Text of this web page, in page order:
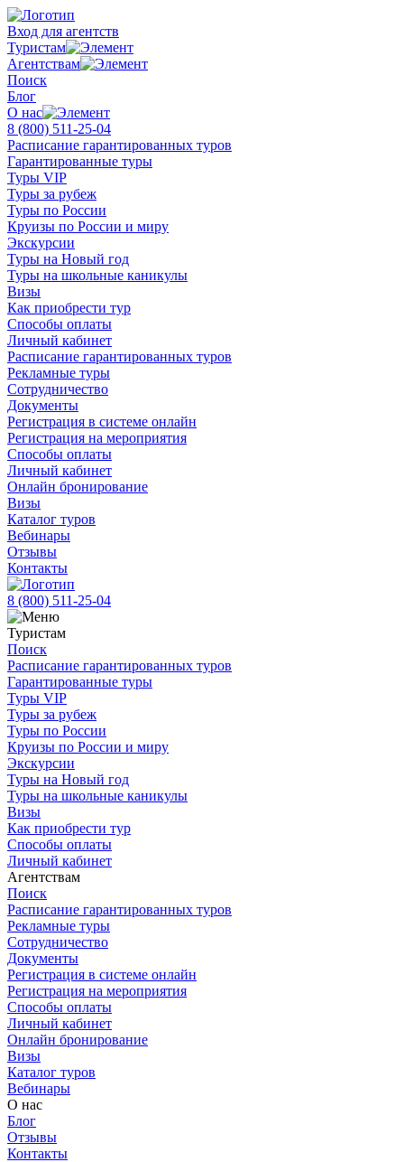
Вход для агентств
Туристам
Агентствам
Поиск
Блог
О нас
8 (800) 511-25-04
Расписание гарантированных туров
Гарантированные туры
Туры VIP
Туры за рубеж
Туры по России
Круизы по России и миру
Экскурсии
Туры на Новый год
Туры на школьные каникулы
Визы
Как приобрести тур
Способы оплаты
Личный кабинет
Расписание гарантированных туров
Рекламные туры
Сотрудничество
Документы
Регистрация в системе онлайн
Регистрация на мероприятия
Способы оплаты
Личный кабинет
Онлайн бронирование
Визы
Каталог туров
Вебинары
Отзывы
Контакты
8 (800) 511-25-04
Туристам
Поиск
Расписание гарантированных туров
Гарантированные туры
Туры VIP
Туры за рубеж
Туры по России
Круизы по России и миру
Экскурсии
Туры на Новый год
Туры на школьные каникулы
Визы
Как приобрести тур
Способы оплаты
Личный кабинет
Агентствам
Поиск
Расписание гарантированных туров
Рекламные туры
Сотрудничество
Документы
Регистрация в системе онлайн
Регистрация на мероприятия
Способы оплаты
Личный кабинет
Онлайн бронирование
Визы
Каталог туров
Вебинары
О нас
Блог
Отзывы
Контакты